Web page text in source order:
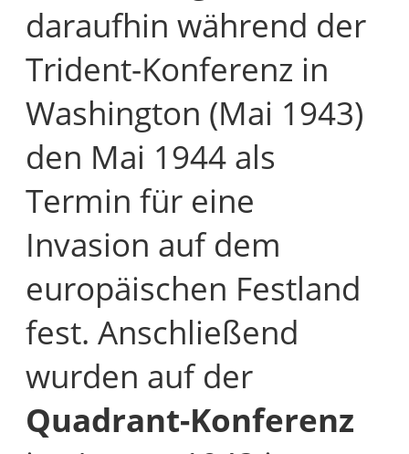
daraufhin während der
Trident-Konferenz in
Washington (Mai 1943)
den Mai 1944 als
Termin für eine
Invasion auf dem
europäischen Festland
fest. Anschließend
wurden auf der
Quadrant-Konferenz